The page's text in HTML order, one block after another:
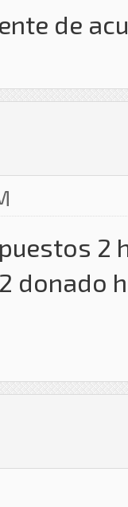
de
2
donado